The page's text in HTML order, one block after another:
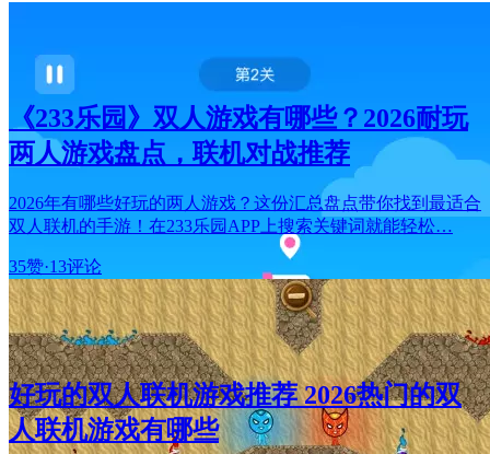
《233乐园》双人游戏有哪些？2026耐玩
两人游戏盘点，联机对战推荐
2026年有哪些好玩的两人游戏？这份汇总盘点带你找到最适合
双人联机的手游！在233乐园APP上搜索关键词就能轻松…
35赞·13评论
好玩的双人联机游戏推荐 2026热门的双
人联机游戏有哪些